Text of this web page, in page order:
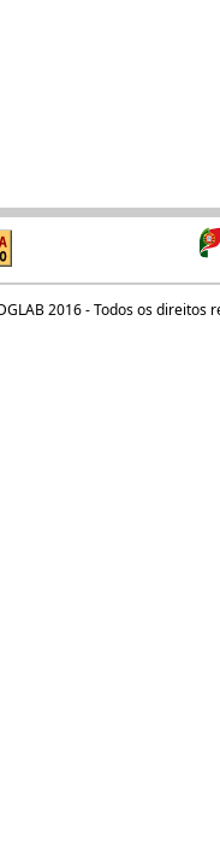
2016 - Todos os